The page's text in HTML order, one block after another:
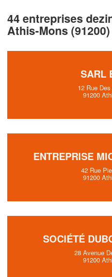
44 entreprises
Athis-Mons (91200)
SARL
12 Rue
91200
ENTREPRISE
42 Rue
91200
SOCIÉTÉ
28 Avenue
91200